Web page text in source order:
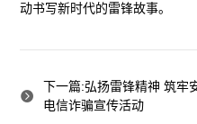
动书写新时代的雷锋故事。
下一篇:弘扬雷锋精神 筑
电信诈骗宣传活动